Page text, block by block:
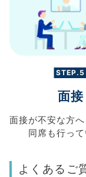
STEP.5
面接
面接が不安な方へ
同席も行っ
よくあるご